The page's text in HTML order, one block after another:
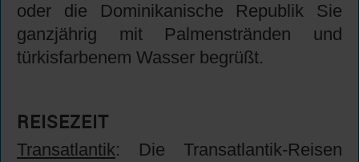
oder die Dominikanische Republik Sie
ganzjährig mit Palmenstränden und
türkisfarbenem Wasser begrüßt.
REISEZEIT
Transatlantik: Die Transatlantik-Reisen